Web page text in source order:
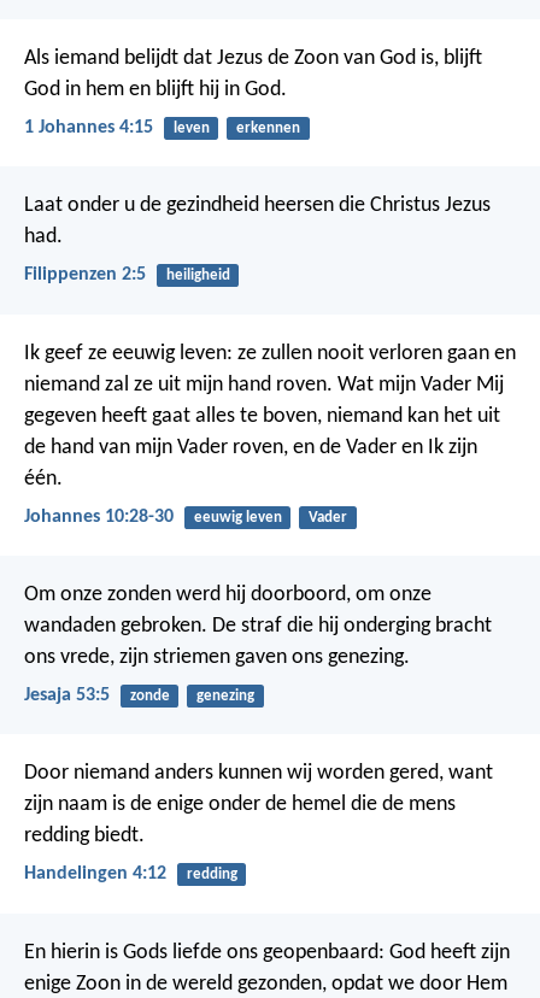
Als iemand belijdt dat Jezus de Zoon van God is, blijft
God in hem en blijft hij in God.
1 Johannes 4:15 leven erkennen
Laat onder u de gezindheid heersen die Christus Jezus
had.
Filippenzen 2:5 heiligheid
Ik geef ze eeuwig leven: ze zullen nooit verloren gaan en
niemand zal ze uit mijn hand roven. Wat mijn Vader Mij
gegeven heeft gaat alles te boven, niemand kan het uit
de hand van mijn Vader roven, en de Vader en Ik zijn
één.
Johannes 10:28-30 eeuwig leven Vader
Om onze zonden werd hij doorboord, om onze
wandaden gebroken. De straf die hij onderging bracht
ons vrede, zijn striemen gaven ons genezing.
Jesaja 53:5 zonde genezing
Door niemand anders kunnen wij worden gered, want
zijn naam is de enige onder de hemel die de mens
redding biedt.
Handelingen 4:12 redding
En hierin is Gods liefde ons geopenbaard: God heeft zijn
enige Zoon in de wereld gezonden, opdat we door Hem